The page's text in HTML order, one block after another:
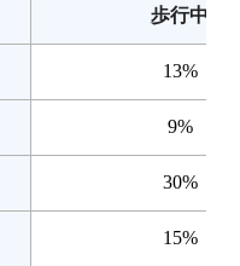
歩行中
13%
9%
30%
15%